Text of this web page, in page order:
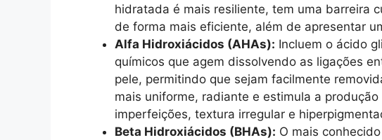
hidratada é mais resiliente, tem uma barreira
de forma mais eficiente, além de apresentar
Alfa Hidroxiácidos (AHAs): Incluem o ácido
químicos que agem dissolvendo as ligações
pele, permitindo que sejam facilmente
mais uniforme, radiante e estimula a
imperfeições, textura irregular e
Beta Hidroxiácidos (BHAs): O mais